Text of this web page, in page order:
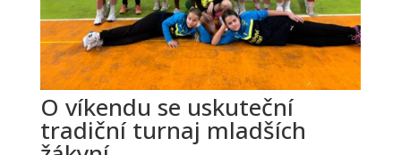
O víkendu se uskuteční
tradiční turnaj mladších